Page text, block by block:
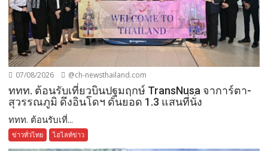
07/08/2026 @ch-newsthailand.com
ททท. ต้อนรับเที่ยวบินปฐมฤกษ์ TransNusa จาการ์ตา-
สุวรรณภูมิ ดึงอินโดฯ ดันยอด 1.3 แสนที่นั่ง
ททท. ต้อนรับเที่...
ข่าวทั่วไทย ไฮไลท์ข่าว